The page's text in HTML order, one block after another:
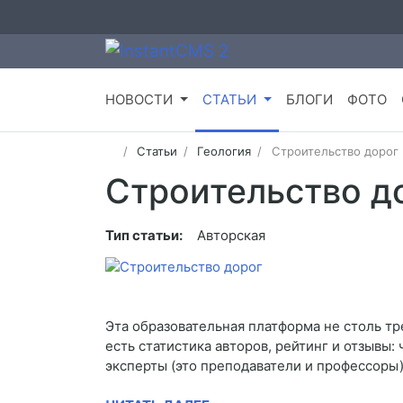
НОВОСТИ СТАТЬИ БЛОГИ ФОТО
Статьи Геология Строительство дорог
Строительство
Тип статьи: Авторская
Эта образовательная платформа не столь
есть статистика авторов, рейтинг и
эксперты (это преподаватели и